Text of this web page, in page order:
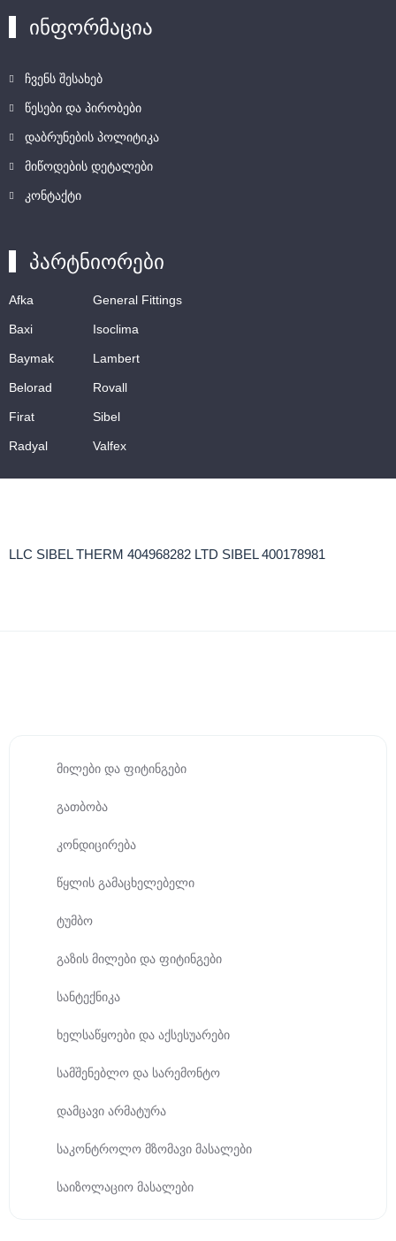
ინფორმაცია
ჩვენს შესახებ
წესები და პირობები
დაბრუნების პოლიტიკა
მიწოდების დეტალები
კონტაქტი
პარტნიორები
Afka
Baxi
Baymak
Belorad
Firat
Radyal
General Fittings
Isoclima
Lambert
Rovall
Sibel
Valfex
LLC SIBEL THERM 404968282 LTD SIBEL 400178981
მილები და ფიტინგები
გათბობა
კონდიცირება
წყლის გამაცხელებელი
ტუმბო
გაზის მილები და ფიტინგები
სანტექნიკა
ხელსაწყოები და აქსესუარები
სამშენებლო და სარემონტო
დამცავი არმატურა
საკონტროლო მზომავი მასალები
საიზოლაციო მასალები